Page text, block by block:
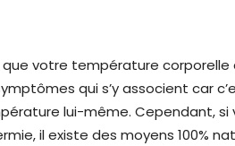
que votre température
qui s’y associent car
lui-même. Cependant,
il existe des moyens 100%